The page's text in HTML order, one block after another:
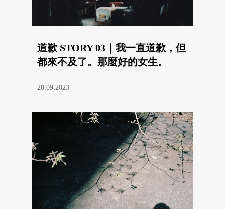
道歉 STORY 03｜我一直道歉，但
都來不及了。那麼好的女生。
28.09.2023